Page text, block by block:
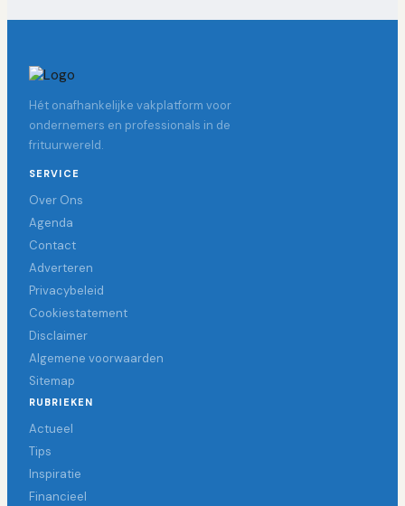
Hét onafhankelijke vakplatform voor
ondernemers en professionals in de
frituurwereld.
SERVICE
Over Ons
Agenda
Contact
Adverteren
Privacybeleid
Cookiestatement
Disclaimer
Algemene voorwaarden
Sitemap
RUBRIEKEN
Actueel
Tips
Inspiratie
Financieel